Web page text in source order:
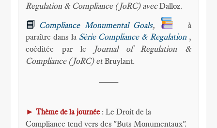
Regulation & Compliance (JoRC) avecDalloz.
📘 Compliance Monumental Goals,
à
paraître dans laSérie Compliance & Regulation ,
coéditée par le Journal of Regulation &
Compliance (JoRC) etBruylant.
►Thème de la journée : Le Droit de la
Compliance tend vers des "Buts Monumentaux".